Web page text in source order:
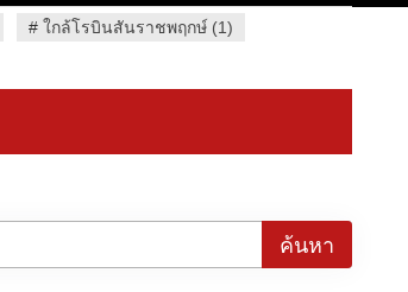
# ใกล้โรบินสันราชพฤกษ์ (1)